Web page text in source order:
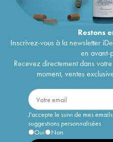
Restons
Inscrivez-vous à la newsletter
en avant-
Recevez directement dans
moment, ventes
J'accepte le suivi de mes
suggestions personnalisées
Oui
Non